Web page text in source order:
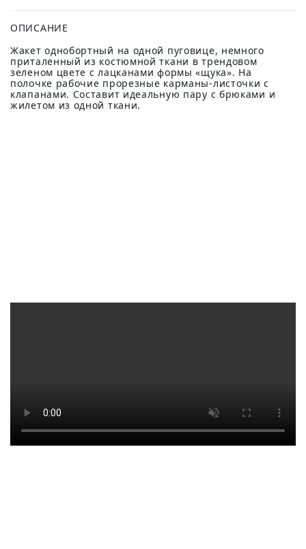
ОПИСАНИЕ
Жакет однобортный на одной пуговице, немного
приталенный из костюмной ткани в трендовом
зеленом цвете с лацканами формы «щука». На
полочке рабочие прорезные карманы-листочки с
клапанами. Составит идеальную пару с брюками и
жилетом из одной ткани.